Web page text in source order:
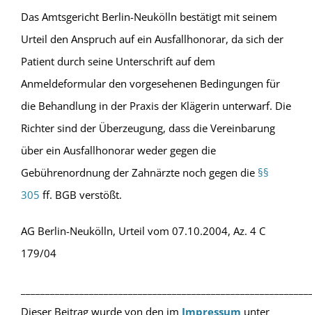
Das Amtsgericht Berlin-Neukölln bestätigt mit seinem
Urteil den Anspruch auf ein Ausfallhonorar, da sich der
Patient durch seine Unterschrift auf dem
Anmeldeformular den vorgesehenen Bedingungen für
die Behandlung in der Praxis der Klägerin unterwarf. Die
Richter sind der Überzeugung, dass die Vereinbarung
über ein Ausfallhonorar weder gegen die
Gebührenordnung der Zahnärzte noch gegen die §§
305 ff. BGB verstößt.
AG Berlin-Neukölln, Urteil vom 07.10.2004, Az. 4 C
179/04
Dieser Beitrag wurde von den im Impressum unter